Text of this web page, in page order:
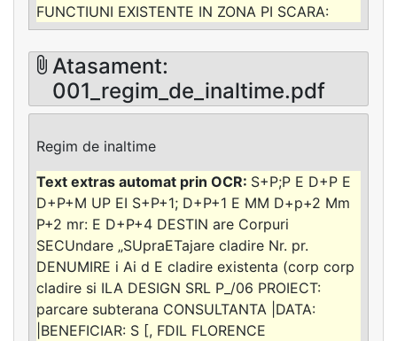
FUNCTIUNI EXISTENTE IN ZONA PI SCARA:
Atasament:
001_regim_de_inaltime.pdf
Regim de inaltime
S+P;P E D+P E
D+P+M UP EI S+P+1; D+P+1 E MM D+p+2 Mm
P+2 mr: E D+P+4 DESTIN are Corpuri
SECUndare „SUpraETajare cladire Nr. pr.
DENUMIRE i Ai d E cladire existenta (corp corp
cladire si ILA DESIGN SRL P_/06 PROIECT:
parcare subterana CONSULTANTA |DATA:
|BENEFICIAR: S [, FDIL FLORENCE